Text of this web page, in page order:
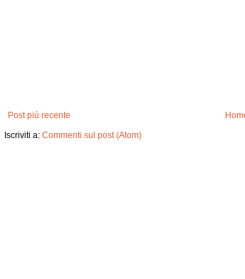
Post più recente
Iscriviti a: Commenti sul post (Atom)